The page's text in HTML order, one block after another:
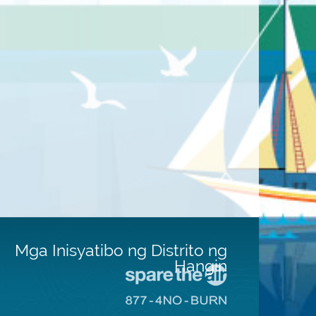
Mga Inisyatibo ng Distrito ng
Hangin
Pumunta
sa